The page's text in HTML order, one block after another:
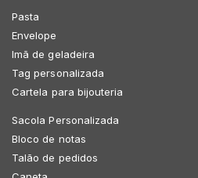
Pasta
Envelope
Imã de geladeira
Tag personalizada
Cartela para bijouteria
Sacola Personalizada
Bloco de notas
Talão de pedidos